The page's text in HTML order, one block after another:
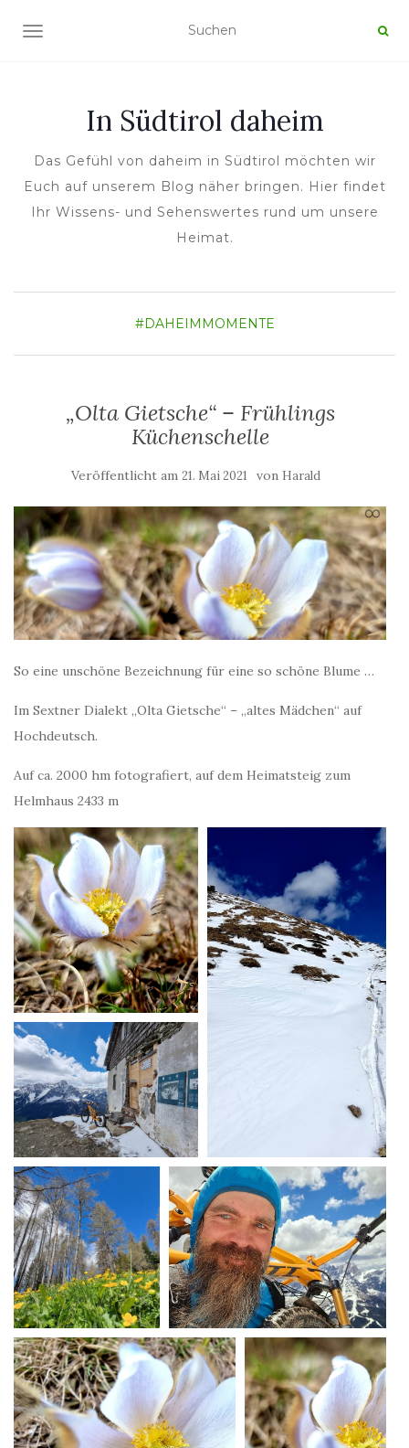
NAVIGATION UMSCHALTEN
In Südtirol daheim
Das Gefühl von daheim in Südtirol möchten wir
Euch auf unserem Blog näher bringen. Hier findet
Ihr Wissens- und Sehenswertes rund um unsere
Heimat.
#DAHEIMMOMENTE
„Olta Gietsche“ – Frühlings
Küchenschelle
Veröffentlicht am 21. Mai 2021 von Harald
So eine unschöne Bezeichnung für eine so schöne Blume …
Im Sextner Dialekt „Olta Gietsche“ – „altes Mädchen“ auf
Hochdeutsch.
Auf ca. 2000 hm fotografiert, auf dem Heimatsteig zum
Helmhaus 2433 m